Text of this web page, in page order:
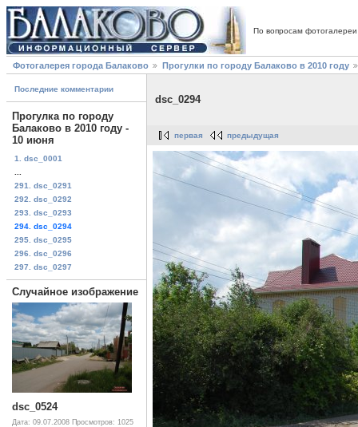
По вопросам
Фотогалерея города Балаково Прогулки по городу Балаково в 2010 году
Последние комментарии
Прогулка по городу
Балаково в 2010 году -
10 июня
1. dsc_0001
291. dsc_0291
292. dsc_0292
293. dsc_0293
294. dsc_0294
295. dsc_0295
296. dsc_0296
297. dsc_0297
Случайное изображение
dsc_0524
Дата: 09.07.2008 Просмотров: 1025
dsc_0294
первая предыдущая